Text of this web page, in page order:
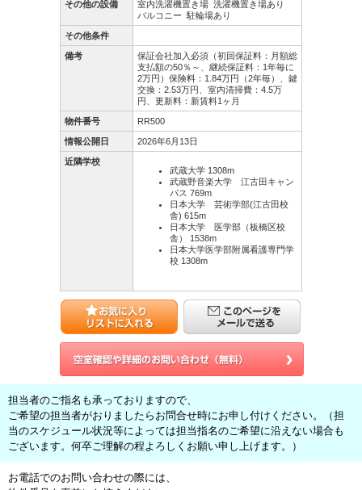
その他の設備 室内洗濯機置き場 洗濯機置き場あり
バルコニー 駐輪場あり
その他条件
備考
保証会社加入必須（初回保証料：月額総
支払額の50％～、継続保証料：1年毎に
2万円）保険料：1.84万円（2年毎）、鍵
交換：2.53万円、室内清掃費：4.5万
円、更新料：新賃料1ヶ月
物件番号 RR500
情報公開日 2026年6月13日
近隣学校
武蔵大学 1308m
武蔵野音楽大学 江古田キャン
パス 769m
日本大学 芸術学部(江古田校
舎) 615m
日本大学 医学部（板橋区校
舎） 1538m
日本大学医学部附属看護専門学
校 1308m
担当者のご指名も承っておりますので、
ご希望の担当者がおりましたらお問合せ時にお申し付けください。（担
当のスケジュール状況等によっては担当指名のご希望に沿えない場合も
ございます。何卒ご理解の程よろしくお願い申し上げます。）
お電話でのお問い合わせの際には、